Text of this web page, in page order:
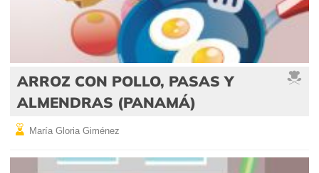
ARROZ CON POLLO, PASAS Y
ALMENDRAS (PANAMÁ)
María Gloria Giménez